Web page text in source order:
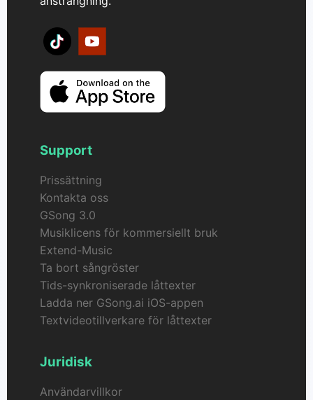
Support
Prissättning
Kontakta oss
GSong 3.0
Musiklicens för kommersiellt bruk
Extend-Music
Ta bort sångröster
Tids-synkroniserade låttexter
Ladda ner GSong.ai iOS-appen
Textvideotillverkare för låttexter
Juridisk
Användarvillkor